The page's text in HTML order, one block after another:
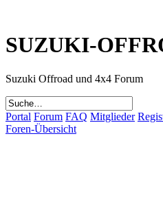
SUZUKI-
Suzuki Offroad und 4x4 Forum
Portal Forum FAQ Mitglieder
Foren-Übersicht